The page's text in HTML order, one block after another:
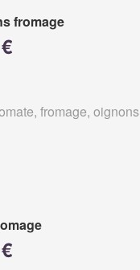
fromage
fromage, oignons